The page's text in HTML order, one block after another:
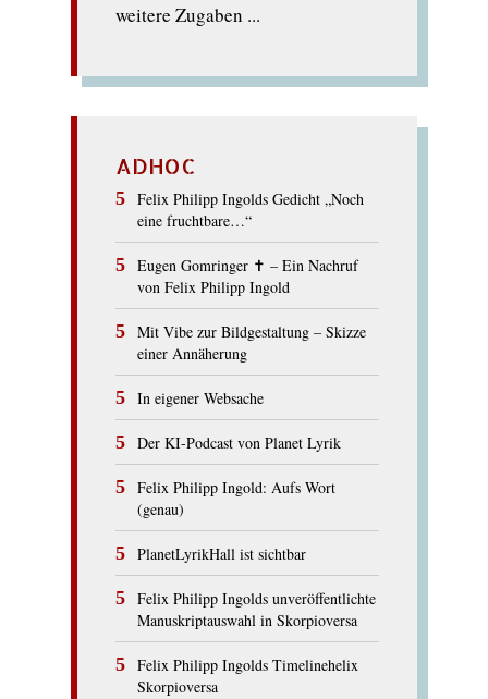
weitere Zugaben ...
ADHOC
Felix Philipp Ingolds Gedicht „Noch
eine fruchtbare…“
Eugen Gomringer ✝︎ – Ein Nachruf
von Felix Philipp Ingold
Mit Vibe zur Bildgestaltung – Skizze
einer Annäherung
In eigener Websache
Der KI-Podcast von Planet Lyrik
Felix Philipp Ingold: Aufs Wort
(genau)
PlanetLyrikHall ist sichtbar
Felix Philipp Ingolds unveröffentlichte
Manuskriptauswahl in Skorpioversa
Felix Philipp Ingolds Timelinehelix
Skorpioversa